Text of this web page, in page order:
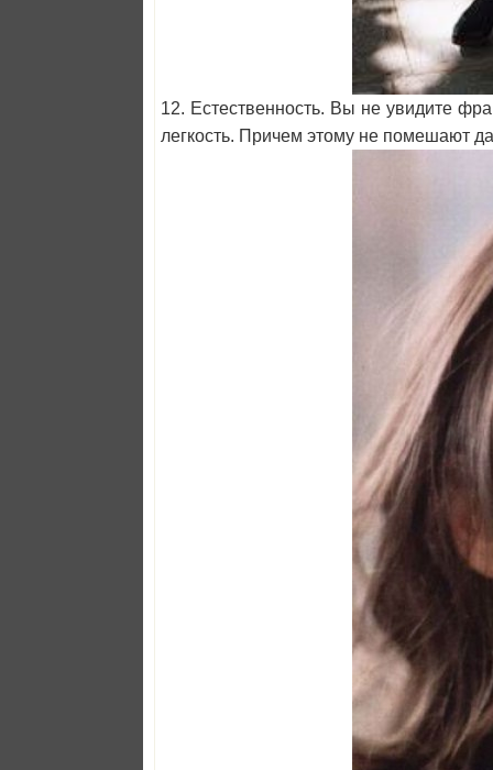
12. Естественность. Вы не увидите
легкость. Причем этому не помешают